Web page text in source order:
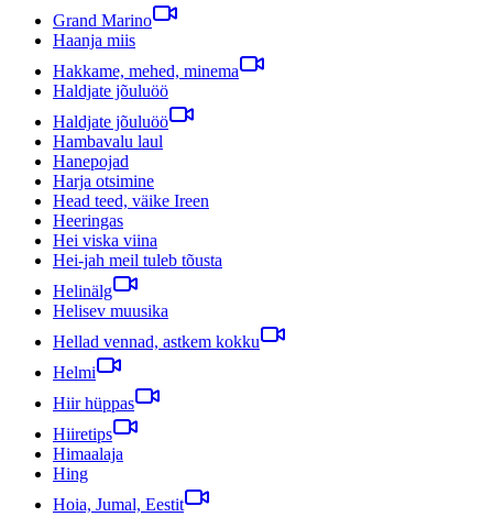
Grand Marino
Haanja miis
Hakkame, mehed, minema
Haldjate jõuluöö
Haldjate jõuluöö
Hambavalu laul
Hanepojad
Harja otsimine
Head teed, väike Ireen
Heeringas
Hei viska viina
Hei-jah meil tuleb tõusta
Helinälg
Helisev muusika
Hellad vennad, astkem kokku
Helmi
Hiir hüppas
Hiiretips
Himaalaja
Hing
Hoia, Jumal, Eestit